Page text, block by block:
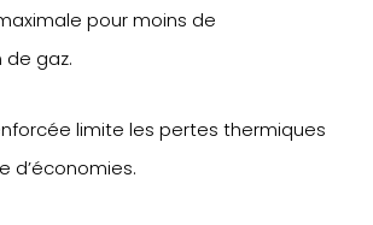
pour moins de
gaz.
limite les pertes thermiques
d’économies.